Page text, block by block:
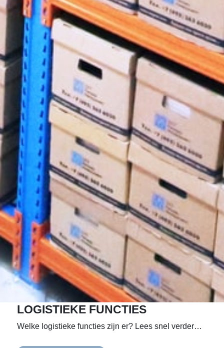
LOGISTIEKE FUNCTIES
Welke logistieke functies zijn er? Lees snel verder…